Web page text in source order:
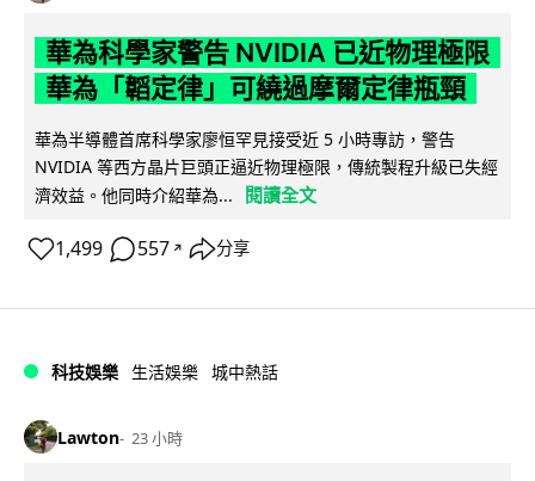
華為科學家警告 NVIDIA 已近物理極限
華為「韜定律」可繞過摩爾定律瓶頸
華為半導體首席科學家廖恒罕見接受近 5 小時專訪，警告
NVIDIA 等西方晶片巨頭正逼近物理極限，傳統製程升級已失經
濟效益。他同時介紹華為...
閱讀全文
1,499 557 ↗ 分享
科技娛樂 生活娛樂 城中熱話
Lawton 23 小時